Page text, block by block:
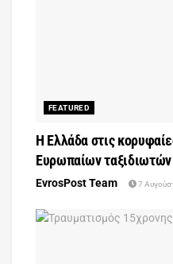
FEATURED
Η Ελλάδα στις
Ευρωπαίων ταξιδιωτών
EvrosPost Team 7